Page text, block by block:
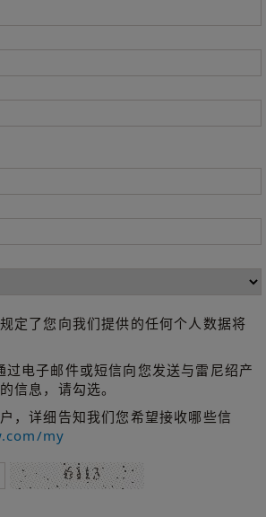
规定了您向我们提供的任何个人数据将
过电子邮件或短信向您发送与雷尼绍产
信息，请勾选。
，详细告知我们您希望接收哪些信
my